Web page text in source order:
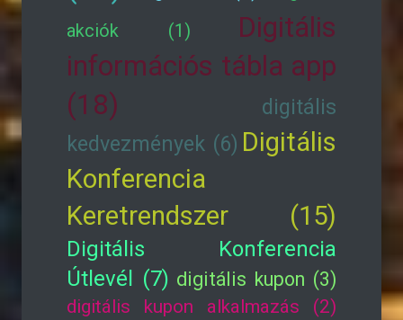
akciók (1)
Digitális
információs tábla app
(18)
digitális
kedvezmények (6) Digitális
Konferencia
Keretrendszer (15)
Digitális Konferencia
Útlevél (7) digitális kupon (3)
digitális kupon alkalmazás (2)